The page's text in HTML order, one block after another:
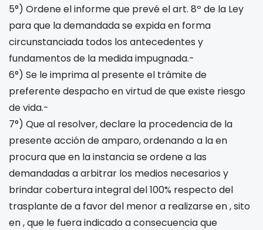
5°) Ordene el informe que prevé el art. 8º de la Ley
para que la demandada se expida en forma
circunstanciada todos los antecedentes y
fundamentos de la medida impugnada.-
6°) Se le imprima al presente el trámite de
preferente despacho en virtud de que existe riesgo
de vida.-
7°) Que al resolver, declare la procedencia de la
presente acción de amparo, ordenando a la en
procura que en la instancia se ordene a las
demandadas a arbitrar los medios necesarios y
brindar cobertura integral del 100% respecto del
trasplante dea favor del menora realizarse en, sito
en, que le fuera indicado a consecuencia que